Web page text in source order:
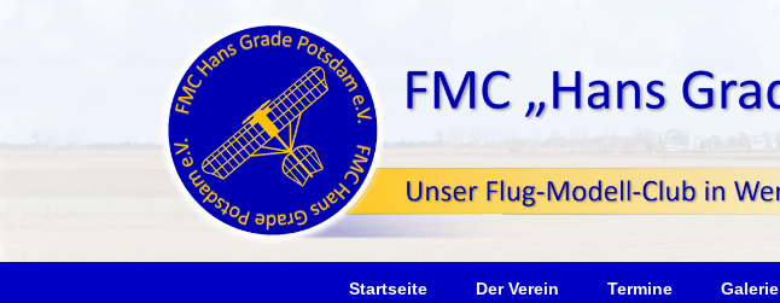
Startseite Der Verein Termine Galerie